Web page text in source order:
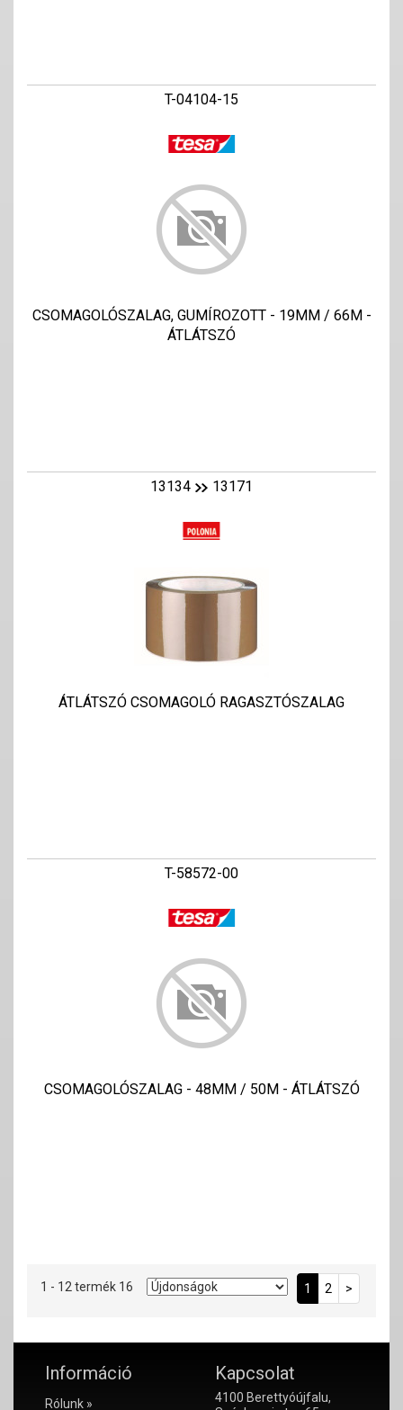
T-04104-15
CSOMAGOLÓSZALAG, GUMÍROZOTT - 19MM / 66M -
ÁTLÁTSZÓ
13134 13171
ÁTLÁTSZÓ CSOMAGOLÓ RAGASZTÓSZALAG
T-58572-00
CSOMAGOLÓSZALAG - 48MM / 50M - ÁTLÁTSZÓ
1 - 12 termék 16 1 2 >
Információ
Rólunk »
Kapcsolat
4100 Berettyóújfalu,